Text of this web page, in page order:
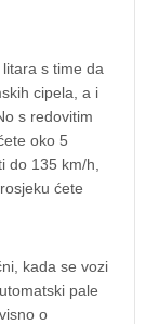
s time da
cipela, a i
s redovitim
oko 5
do 135 km/h,
ćete
kada se vozi
pale
o